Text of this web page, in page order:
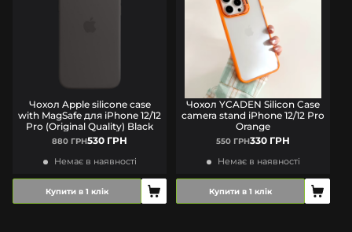
Чохол Apple silicone case
with MagSafe для iPhone 12/12
Pro (Original Quality) Black
880 ГРН530 ГРН
Немає в наявності
Купити в 1 клік
Чохол YCADEN Silicon Case
camera stand iPhone 12/12 Pro
Orange
550 ГРН330 ГРН
Немає в наявності
Купити в 1 клік